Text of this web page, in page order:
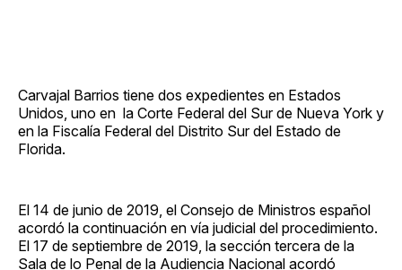
Carvajal Barrios tiene dos expedientes en Estados
Unidos, uno en la Corte Federal del Sur de Nueva York y
en la Fiscalía Federal del Distrito Sur del Estado de
Florida.
El 14 de junio de 2019, el Consejo de Ministros español
acordó la continuación en vía judicial del procedimiento.
El 17 de septiembre de 2019, la sección tercera de la
Sala de lo Penal de la Audiencia Nacional acordó